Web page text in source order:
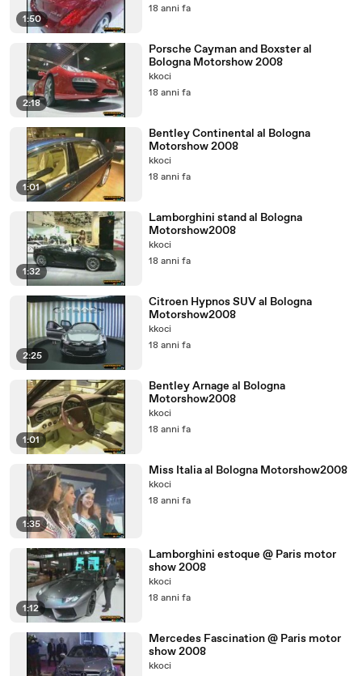
1:50
18 anni fa
2:18
Porsche Cayman and Boxster al
Bologna Motorshow 2008
kkoci
18 anni fa
1:01
Bentley Continental al Bologna
Motorshow 2008
kkoci
18 anni fa
1:32
Lamborghini stand al Bologna
Motorshow2008
kkoci
18 anni fa
2:25
Citroen Hypnos SUV al Bologna
Motorshow2008
kkoci
18 anni fa
1:01
Bentley Arnage al Bologna
Motorshow2008
kkoci
18 anni fa
1:35
Miss Italia al Bologna Motorshow2008
kkoci
18 anni fa
1:12
Lamborghini estoque @ Paris motor
show 2008
kkoci
18 anni fa
Mercedes Fascination @ Paris motor
show 2008
kkoci